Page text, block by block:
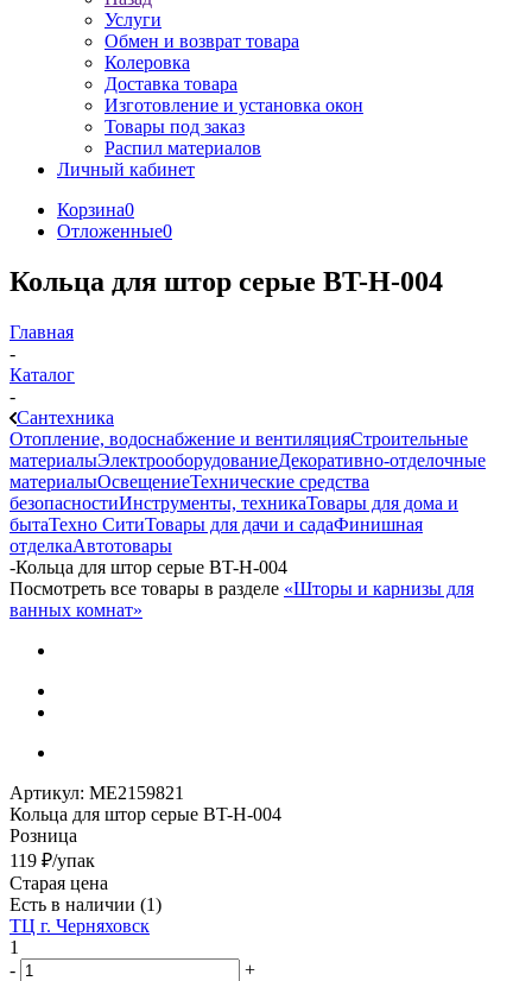
Услуги
Обмен и возврат товара
Колеровка
Доставка товара
Изготовление и установка окон
Товары под заказ
Распил материалов
Личный кабинет
Корзина0
Отложенные0
Кольца для штор серые BT-H-004
Главная
-
Каталог
-
Сантехника
Отопление, водоснабжение и вентиляцияСтроительные
материалыЭлектрооборудованиеДекоративно-отделочные
материалыОсвещениеТехнические средства
безопасностиИнструменты, техникаТовары для дома и
бытаТехно СитиТовары для дачи и садаФинишная
отделкаАвтотовары
-Кольца для штор серые BT-H-004
Посмотреть все товары в разделе «Шторы и карнизы для
ванных комнат»
Артикул: МЕ2159821
Кольца для штор серые BT-H-004
Розница
119 ₽/упак
Старая цена
Есть в наличии (1)
ТЦ г. Черняховск
1
-
+